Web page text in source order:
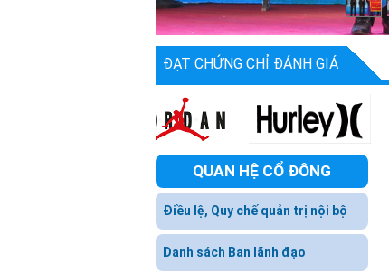
ĐẠT CHỨNG CHỈ ĐÁNH GIÁ
QUAN HỆ CỔ ĐÔNG
Điều lệ, Quy chế quản trị nội bộ
Danh sách Ban lãnh đạo